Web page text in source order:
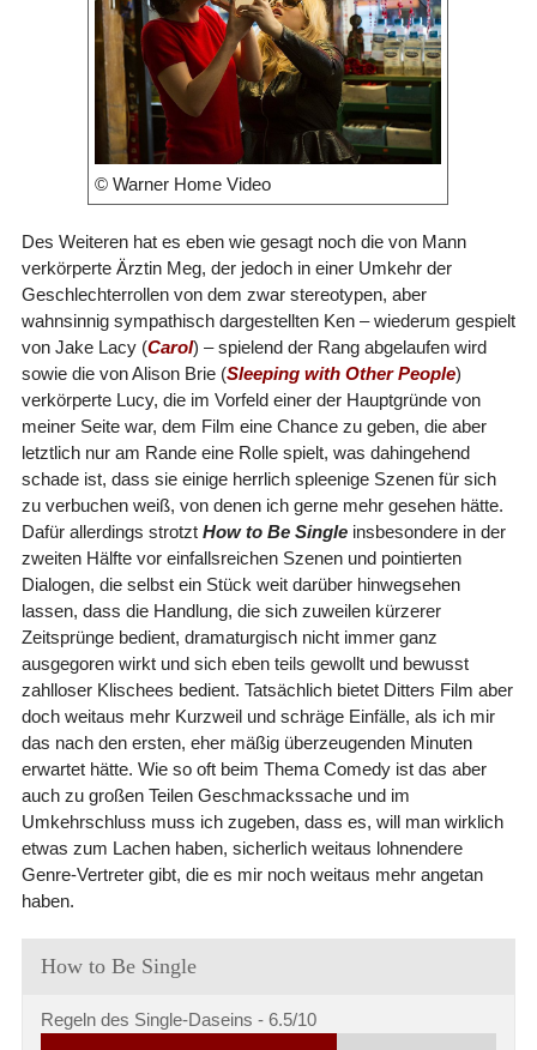
© Warner Home Video
Des Weiteren hat es eben wie gesagt noch die von Mann
verkörperte Ärztin Meg, der jedoch in einer Umkehr der
Geschlechterrollen von dem zwar stereotypen, aber
wahnsinnig sympathisch dargestellten Ken – wiederum gespielt
von Jake Lacy (Carol) – spielend der Rang abgelaufen wird
sowie die von Alison Brie (Sleeping with Other People)
verkörperte Lucy, die im Vorfeld einer der Hauptgründe von
meiner Seite war, dem Film eine Chance zu geben, die aber
letztlich nur am Rande eine Rolle spielt, was dahingehend
schade ist, dass sie einige herrlich spleenige Szenen für sich
zu verbuchen weiß, von denen ich gerne mehr gesehen hätte.
Dafür allerdings strotzt How to Be Singleinsbesondere in der
zweiten Hälfte vor einfallsreichen Szenen und pointierten
Dialogen, die selbst ein Stück weit darüber hinwegsehen
lassen, dass die Handlung, die sich zuweilen kürzerer
Zeitsprünge bedient, dramaturgisch nicht immer ganz
ausgegoren wirkt und sich eben teils gewollt und bewusst
zahlloser Klischees bedient. Tatsächlich bietet Ditters Film aber
doch weitaus mehr Kurzweil und schräge Einfälle, als ich mir
das nach den ersten, eher mäßig überzeugenden Minuten
erwartet hätte. Wie so oft beim Thema Comedy ist das aber
auch zu großen Teilen Geschmackssache und im
Umkehrschluss muss ich zugeben, dass es, will man wirklich
etwas zum Lachen haben, sicherlich weitaus lohnendere
Genre-Vertreter gibt, die es mir noch weitaus mehr angetan
haben.
How to Be Single
Regeln des Single-Daseins - 6.5/10